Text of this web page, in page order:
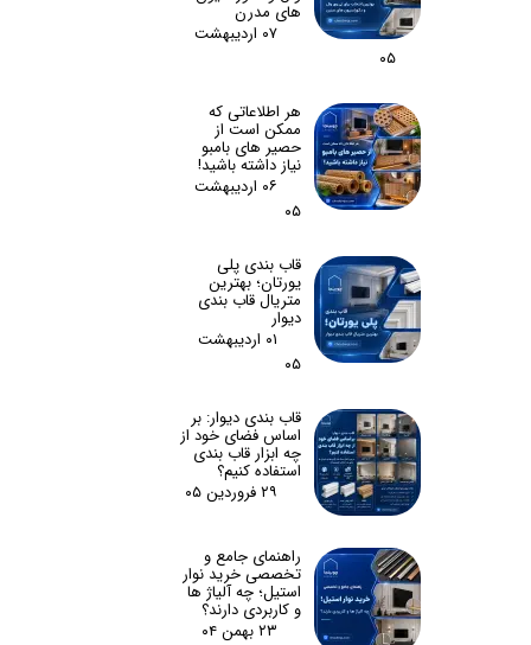
های مدرن
۰۷ اردیبهشت
۰۵
هر اطلاعاتی که
ممکن است از
حصیر های بامبو
نیاز داشته باشید!
۰۶ اردیبهشت
۰۵
قاب بندی پلی
یورتان؛ بهترین
متریال قاب بندی
دیوار
۰۱ اردیبهشت
۰۵
قاب بندی دیوار: بر
اساس فضای خود از
چه ابزار قاب بندی
استفاده کنیم؟
۲۹ فروردین ۰۵
راهنمای جامع و
تخصصی خرید نوار
استیل؛ چه آلیاژ ها
و کاربردی دارند؟
۲۳ بهمن ۰۴